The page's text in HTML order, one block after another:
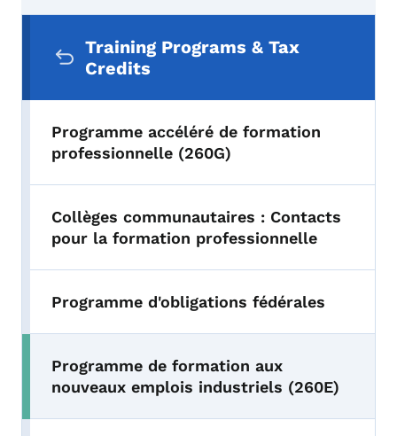
Training Programs & Tax
Credits
Programme accéléré de formation
professionnelle (260G)
Collèges communautaires : Contacts
pour la formation professionnelle
Programme d'obligations fédérales
Programme de formation aux
nouveaux emplois industriels (260E)